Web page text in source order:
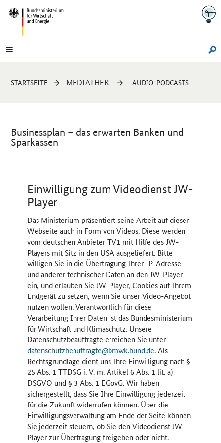
Navigation
Hauptmenü
Sie
STARTSEITE MEDIATHEK AUDIO-PODCASTS
Businessplan – das erwarten Banken und
Sparkassen
Einwilligung zum Videodienst JW-
Player
Das Ministerium präsentiert seine Arbeit auf dieser
Webseite auch in Form von Videos. Diese werden
vom deutschen Anbieter TV1 mit Hilfe des JW-
Players mit Sitz in den USA ausgeliefert. Bitte
willigen Sie in die Übertragung Ihrer IP-Adresse
und anderer technischer Daten an den JW-Player
ein, und erlauben Sie JW-Player, Cookies auf Ihrem
Endgerät zu setzen, wenn Sie unser Video-Angebot
nutzen wollen. Verantwortlich für diese
Verarbeitung Ihrer Daten ist das Bundesministerium
für Wirtschaft und Klimaschutz. Unsere
Datenschutzbeauftragte erreichen Sie unter
datenschutzbeauftragte@bmwk.bund.de. Als
Rechtsgrundlage dient uns Ihre Einwilligung nach §
25 Abs. 1 TTDSG i. V. m. Artikel 6 Abs. 1 lit. a)
DSGVO und § 3 Abs. 1 EGovG. Wir haben
sichergestellt, dass Sie Ihre Einwilligung jederzeit
für die Zukunft widerrufen können. Über die
Einwilligungsverwaltung am Ende der Seite können
Sie jederzeit steuern, ob Sie den Videodienst JW-
Player zur Übertragung freigeben oder nicht.